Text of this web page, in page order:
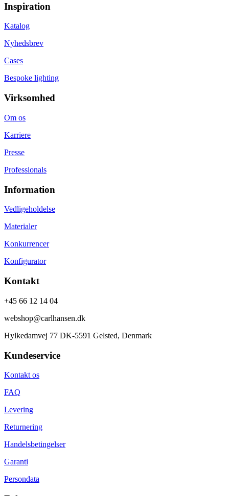
Inspiration
Katalog
Nyhedsbrev
Cases
Bespoke lighting
Virksomhed
Om os
Karriere
Presse
Professionals
Information
Vedligeholdelse
Materialer
Konkurrencer
Konfigurator
Kontakt
+45 66 12 14 04
webshop@carlhansen.dk
Hylkedamvej 77 DK-5591 Gelsted, Denmark
Kundeservice
Kontakt os
FAQ
Levering
Returnering
Handelsbetingelser
Garanti
Persondata